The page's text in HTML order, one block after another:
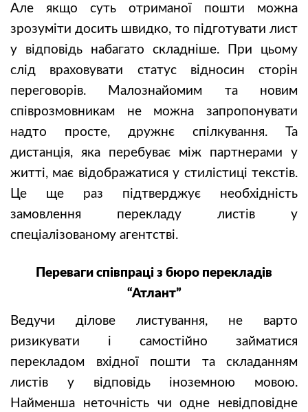
Але якщо суть отриманої пошти можна
зрозуміти досить швидко, то підготувати лист
у відповідь набагато складніше. При цьому
слід враховувати статус відносин сторін
переговорів. Малознайомим та новим
співрозмовникам не можна запропонувати
надто просте, дружнє спілкування. Та
дистанція, яка перебуває між партнерами у
житті, має відображатися у стилістиці текстів.
Це ще раз підтверджує необхідність
замовлення перекладу листів у
спеціалізованому агентстві.
Переваги співпраці з бюро перекладів
“Атлант”
Ведучи ділове листування, не варто
ризикувати і самостійно займатися
перекладом вхідної пошти та складанням
листів у відповідь іноземною мовою.
Найменша неточність чи одне невідповідне